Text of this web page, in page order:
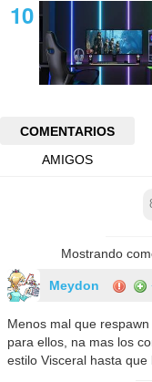
COMENTARIOS
AMIGOS
Mostrando
Meydon
Menos mal que
para ellos, na mas los
estilo Visceral hasta que